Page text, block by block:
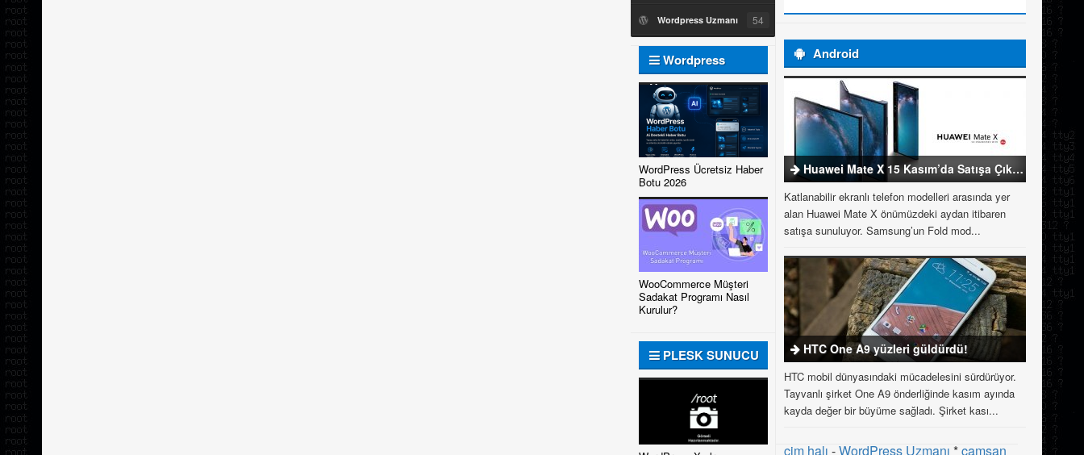
Wordpress Uzmanı 54
Wordpress
Uzmanı
WordPress Ücretsiz Haber
Botu 2026
WooCommerce Müşteri
Sadakat Programı Nasıl
Kurulur?
PLESK SUNUCU
Android
Huawei Mate X 15 Kasım’da Satışa Çıkıyor
Katlanabilir ekranlı telefon modelleri arasında yer
alan Huawei Mate X önümüzdeki aydan itibaren
satışa sunuluyor. Samsung’un Fold mod...
HTC One A9 yüzleri güldürdü!
HTC mobil dünyasındaki mücadelesini sürdürüyor.
Tayvanlı şirket One A9 önderliğinde kasım ayında
kayda değer bir büyüme sağladı. Şirket kası...
çim halı -WordPress Uzmanı *çamsan